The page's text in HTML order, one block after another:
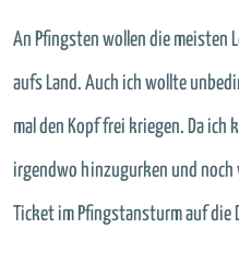
An Pfingsten wollen die meisten
aufs Land. Auch ich wollte
mal den Kopf frei kriegen. Da
irgendwo hinzugurken und
Ticket im Pfingstansturm auf